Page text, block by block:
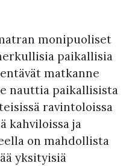
monipuoliset
paikallisia
matkanne
nauttia paikallisista
ravintoloissa
kahviloissa ja
on mahdollista
yksityisiä